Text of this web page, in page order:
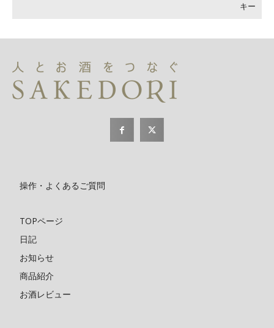
キー
操作・よくあるご質問
TOPページ
日記
お知らせ
商品紹介
お酒レビュー